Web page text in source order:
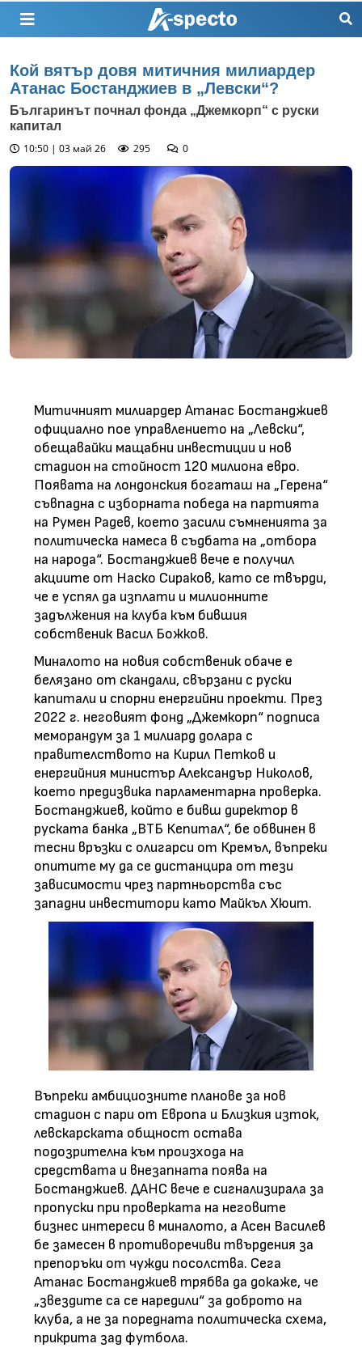
Кой вятър довя митичния милиардер
Атанас Бостанджиев в „Левски“?
Българинът почнал фонда „Джемкорп“ с руски
капитал
10:50 | 03 май 26
295 0
Митичният милиардер Атанас Бостанджиев
официално пое управлението на „Левски“,
обещавайки мащабни инвестиции и нов
стадион на стойност 120 милиона евро.
Появата на лондонския богаташ на „Герена“
съвпадна с изборната победа на партията
на Румен Радев, което засили съмненията за
политическа намеса в съдбата на „отбора
на народа“. Бостанджиев вече е получил
акциите от Наско Сираков, като се твърди,
че е успял да изплати и милионните
задължения на клуба към бившия
собственик Васил Божков.
Миналото на новия собственик обаче е
белязано от скандали, свързани с руски
капитали и спорни енергийни проекти. През
2022 г. неговият фонд „Джемкорп“ подписа
меморандум за 1 милиард долара с
правителството на Кирил Петков и
енергийния министър Александър Николов,
което предизвика парламентарна проверка.
Бостанджиев, който е бивш директор в
руската банка „ВТБ Кепитал“, бе обвинен в
тесни връзки с олигарси от Кремъл, въпреки
опитите му да се дистанцира от тези
зависимости чрез партньорства със
западни инвеститори като Майкъл Хюит.
Въпреки амбициозните планове за нов
стадион с пари от Европа и Близкия изток,
левскарската общност остава
подозрителна към произхода на
средствата и внезапната поява на
Бостанджиев. ДАНС вече е сигнализирала за
пропуски при проверката на неговите
бизнес интереси в миналото, а Асен Василев
бе замесен в противоречиви твърдения за
препоръки от чужди посолства. Сега
Атанас Бостанджиев трябва да докаже, че
„звездите са се наредили“ за доброто на
клуба, а не за поредната политическа схема,
прикрита зад футбола.